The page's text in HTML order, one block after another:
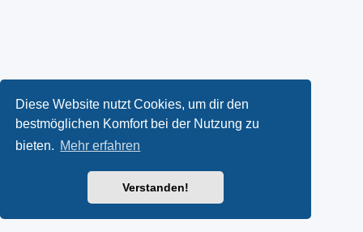
Diese Website nutzt Cookies, um dir den
bestmöglichen Komfort bei der Nutzung zu
bieten. Mehr erfahren
Verstanden!